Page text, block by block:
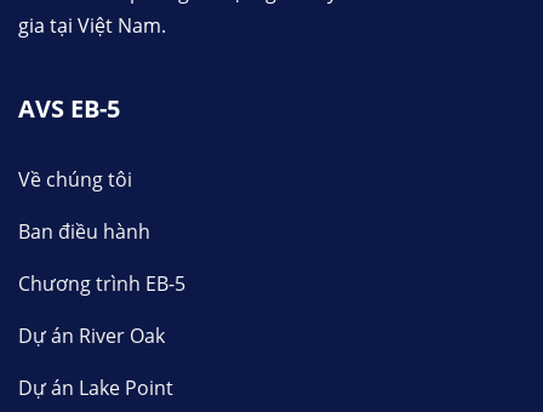
gia tại Việt Nam.
AVS EB-5
Về chúng tôi
Ban điều hành
Chương trình EB-5
Dự án River Oak
Dự án Lake Point